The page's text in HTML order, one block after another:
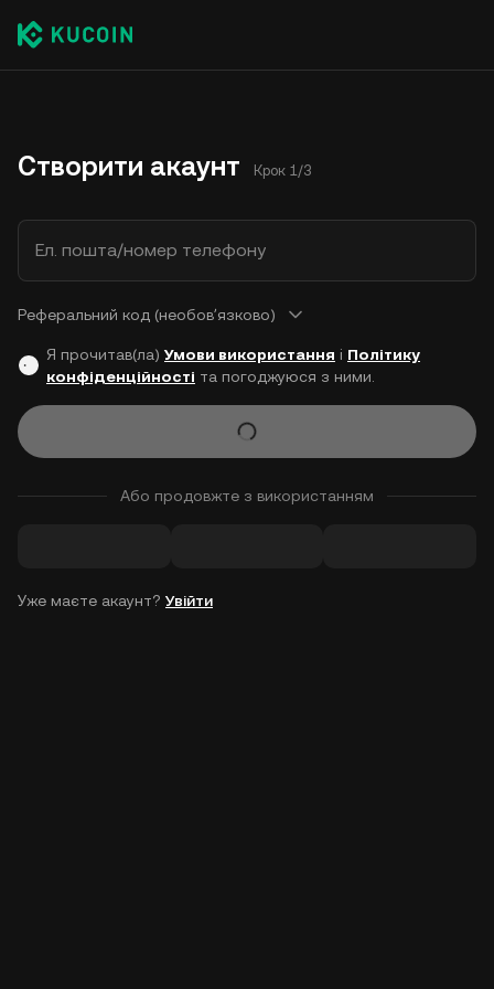
Створити акаунт Крок 1/3
Ел. пошта/номер телефону
Реферальний код (необовʼязково)
Я прочитав(ла) Умови використання і Політику
конфіденційності та погоджуюся з ними.
Або продовжте з використанням
Уже маєте акаунт? Увійти